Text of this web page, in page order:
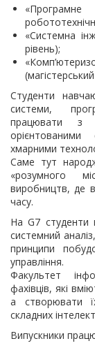
«Системна
рівень);
Студенти
системи,
працювати з
хмарними
Саме тут
«розумного
виробництв, де
часу.
На G7 студенти
системний
принципи
управління.
Факультет
фахівців, які
а створювати
складних
Випускники